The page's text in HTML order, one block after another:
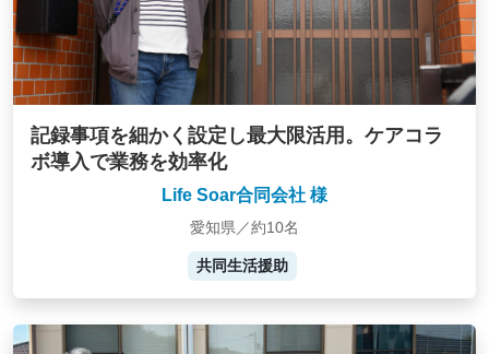
記録事項を細かく設定し最大限活用。ケアコラ
ボ導入で業務を効率化
Life Soar合同会社 様
愛知県／約10名
共同生活援助